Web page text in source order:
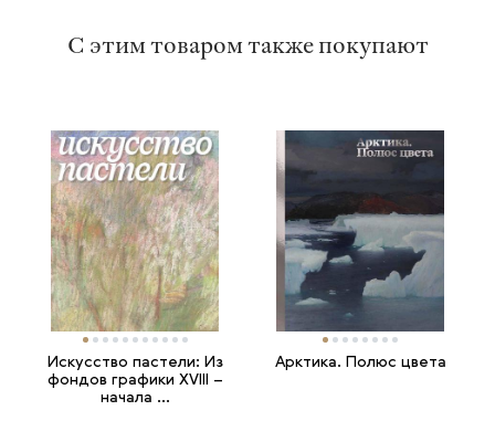
С этим товаром также покупают
Искусство пастели: Из
фондов графики XVIII –
начала ...
Арктика. Полюс цвета